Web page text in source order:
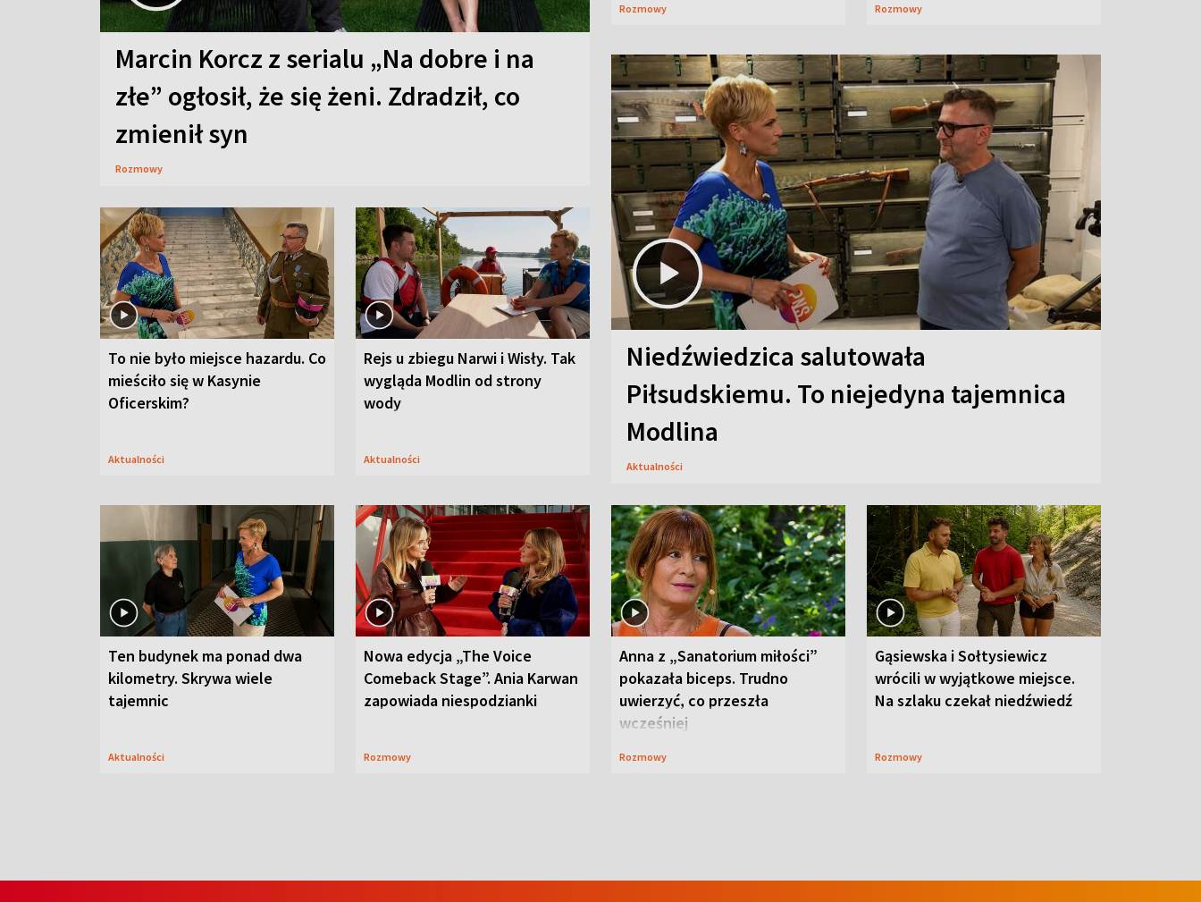
Marcin Korcz z serialu „Na dobre i na
złe” ogłosił, że się żeni. Zdradził, co
zmienił syn
Rozmowy
Rozmowy Rozmowy
To nie było miejsce hazardu. Co
mieściło się w Kasynie
Oficerskim?
Aktualności
Rejs u zbiegu Narwi i Wisły. Tak
wygląda Modlin od strony
wody
Aktualności
Niedźwiedzica salutowała
Piłsudskiemu. To niejedyna tajemnica
Modlina
Aktualności
Ten budynek ma ponad dwa
kilometry. Skrywa wiele
tajemnic
Aktualności
Nowa edycja „The Voice
Comeback Stage”. Ania Karwan
zapowiada niespodzianki
Rozmowy
Anna z „Sanatorium miłości”
pokazała biceps. Trudno
uwierzyć, co przeszła
wcześniej
Rozmowy
Gąsiewska i Sołtysiewicz
wrócili w wyjątkowe miejsce.
Na szlaku czekał niedźwiedź
Rozmowy